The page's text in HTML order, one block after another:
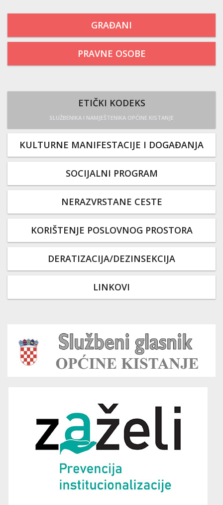
GRAĐANI
PRAVNE OSOBE
ETIČKI KODEKS
SLUŽBENIKA I NAMJEŠTENIKA OPĆINE KISTANJE
KULTURNE MANIFESTACIJE I DOGAĐANJA
SOCIJALNI PROGRAM
NERAZVRSTANE CESTE
KORIŠTENJE POSLOVNOG PROSTORA
DERATIZACIJA/DEZINSEKCIJA
LINKOVI